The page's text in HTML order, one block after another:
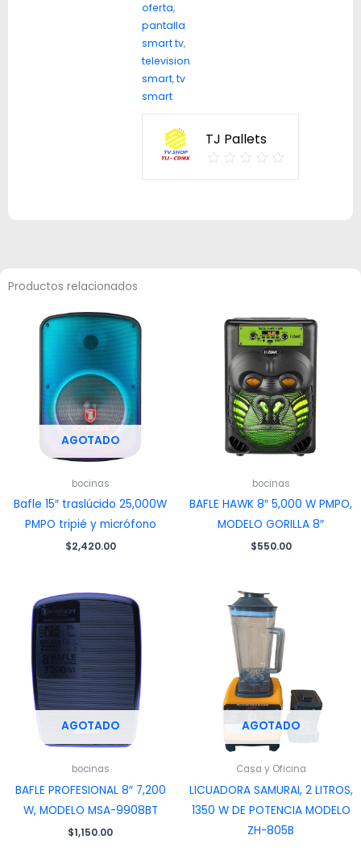
oferta,
pantalla
smart tv,
television
smart,tv
smart
TJ Pallets
Productos relacionados
AGOTADO
bocinas
Bafle 15″ traslúcido 25,000W
PMPO tripié y micrófono
$2,420.00
bocinas
BAFLE HAWK 8″ 5,000 W PMPO,
MODELO GORILLA 8″
$550.00
AGOTADO
bocinas
BAFLE PROFESIONAL 8″ 7,200
W, MODELO MSA-9908BT
$1,150.00
AGOTADO
Casa y Oficina
LICUADORA SAMURAI, 2 LITROS,
1350 W DE POTENCIA MODELO
ZH-805B